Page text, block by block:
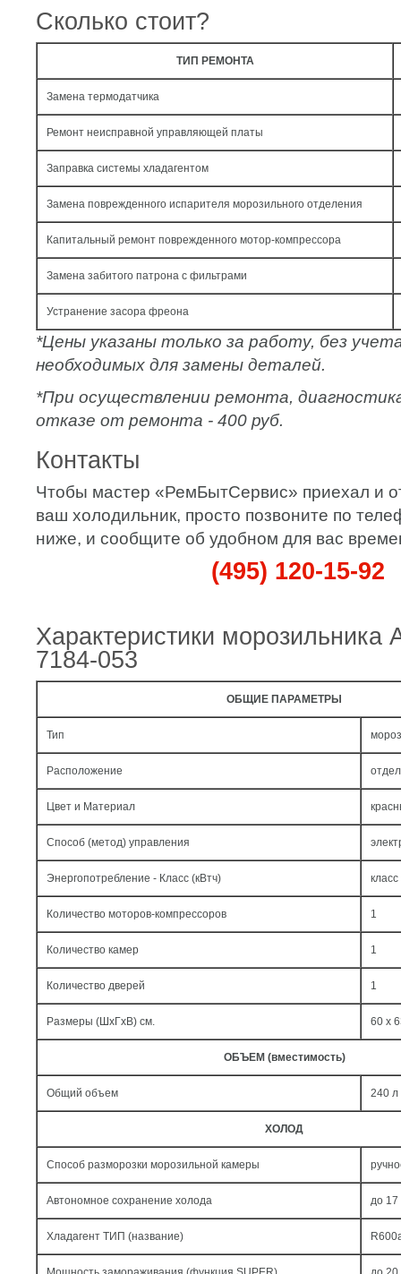
Сколько стоит?
ТИП РЕМОНТА
Замена термодатчика
Ремонт неисправной управляющей платы
Заправка системы хладагентом
Замена поврежденного испарителя морозильного отделения
Капитальный ремонт поврежденного мотор-компрессора
Замена забитого патрона с фильтрами
Устранение засора фреона
*Цены указаны только за работу, без
необходимых для замены деталей.
*При осуществлении ремонта,
отказе от ремонта - 400 руб.
Контакты
Чтобы мастер «РемБытСервис» приехал и
ваш холодильник, просто позвоните по
ниже, и сообщите об удобном для вас
(495) 120-15-92
Характеристики морозильника
7184-053
ОБЩИЕ ПАРАМЕТРЫ
Тип
Расположение
Цвет и Материал
Способ (метод) управления
Энергопотребление - Класс (кВтч)
Количество моторов-компрессоров 1
Количество камер 1
Количество дверей 1
Размеры (ШxГxВ) см. 60 x
ОБЪЕМ (вместимость)
Общий объем 240 л
ХОЛОД
Способ разморозки морозильной камеры
Автономное сохранение холода до 17
Хладагент ТИП (название)